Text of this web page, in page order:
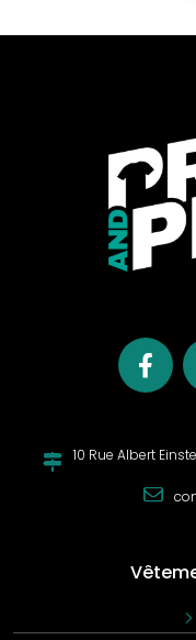
de l'exercice, vous
Avant de pratiquer
objectif précis.
augmenter sa
respiratoire, etc.
physique en fonction
Tout ce que vous
exercices dont
régulière vous
vos capacités
motivé et serez
vélo, du tennis, faire
ou alors vous
musculation en salle.
sport il faut
vêtements adaptés
10 Rue Albert